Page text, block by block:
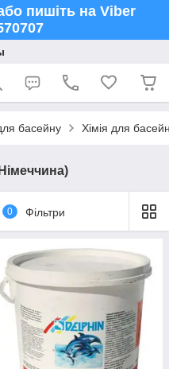
пишіть на Viber
басейну Хімія для
0 Фільтри